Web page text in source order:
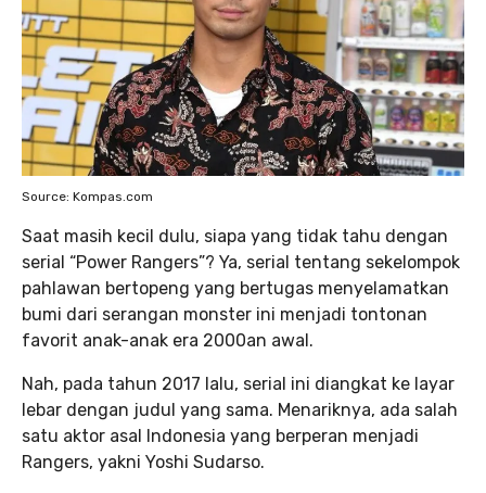
Source: Kompas.com
Saat masih kecil dulu, siapa yang tidak tahu dengan
serial “Power Rangers”? Ya, serial tentang sekelompok
pahlawan bertopeng yang bertugas menyelamatkan
bumi dari serangan monster ini menjadi tontonan
favorit anak-anak era 2000an awal.
Nah, pada tahun 2017 lalu, serial ini diangkat ke layar
lebar dengan judul yang sama. Menariknya, ada salah
satu aktor asal Indonesia yang berperan menjadi
Rangers, yakni Yoshi Sudarso.